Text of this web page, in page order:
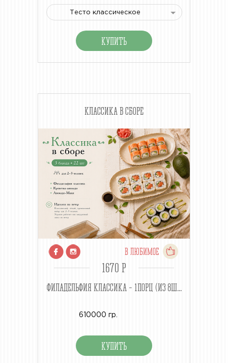
Тесто классическое
КЛАССИКА В СБОРЕ
В ЛЮБИМОЕ
1670 P
ФИЛАДЕЛЬФИЯ КЛАССИКА - 1ПОРЦ (ИЗ 8Ш...
610000 гр.